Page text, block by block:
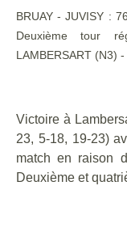
BRUAY - JUVISY :
Deuxième tour
LAMBERSART (N3)
Victoire à
23, 5-18, 19-23)
match en raison
Deuxième et